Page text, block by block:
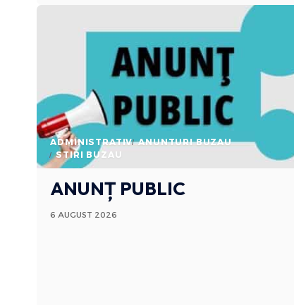
ADMINISTRATIV ANUNTURI BUZAU
STIRI BUZAU
ANUNȚ PUBLIC
6 AUGUST 2026